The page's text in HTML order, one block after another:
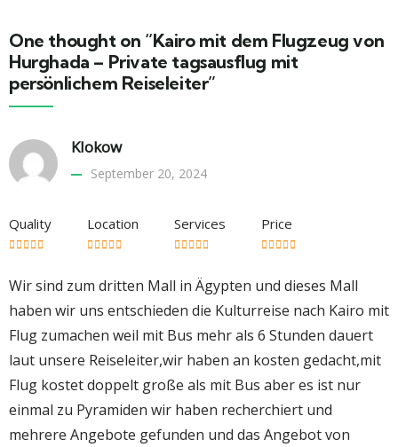
One thought on “Kairo mit dem Flugzeug von
Hurghada – Private tagsausflug mit
persönlichem Reiseleiter”
Klokow
September 20, 2024
Quality Location Services Price
Wir sind zum dritten Mall in Ägypten und dieses Mall
haben wir uns entschieden die Kulturreise nach Kairo mit
Flug zumachen weil mit Bus mehr als 6 Stunden dauert
laut unsere Reiseleiter,wir haben an kosten gedacht,mit
Flug kostet doppelt große als mit Bus aber es ist nur
einmal zu Pyramiden wir haben recherchiert und
mehrere Angebote gefunden und das Angebot von